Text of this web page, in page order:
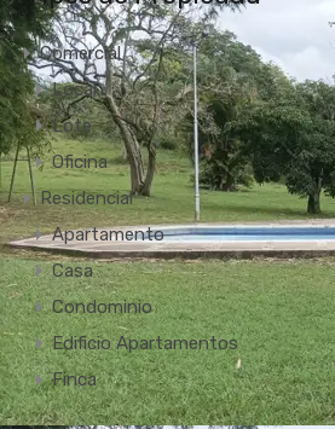
Comercial
Local
Lote
Oficina
Residencial
Apartamento
Casa
Condominio
Edificio Apartamentos
Finca